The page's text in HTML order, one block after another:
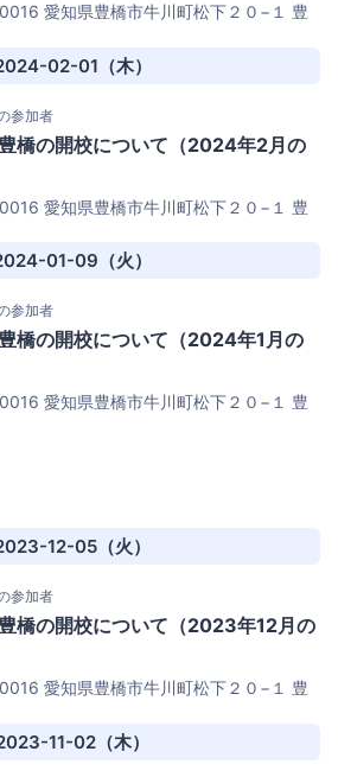
愛知県豊橋市牛川町松下２０−１
豊
02-01（木）
参加者
橋の開校について（2024年2月の
愛知県豊橋市牛川町松下２０−１
豊
01-09（火）
参加者
橋の開校について（2024年1月の
愛知県豊橋市牛川町松下２０−１ 豊
12-05（火）
参加者
橋の開校について（2023年12月の
愛知県豊橋市牛川町松下２０−１
豊
11-02（木）